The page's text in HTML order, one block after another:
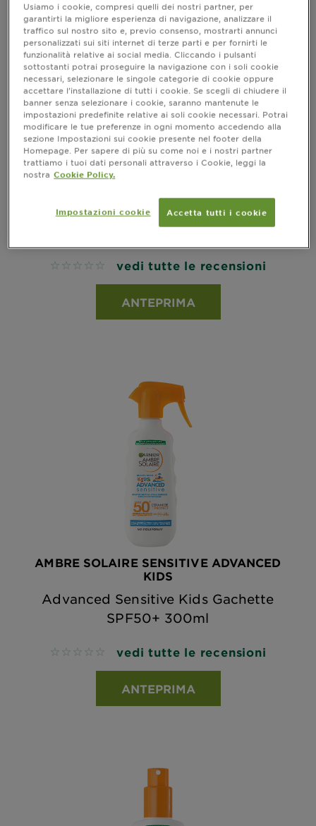
AMBRE SOLAIRE SENSITIVE ADVANCED
Advanced Sensitive Kids Latte Tubo
Bambini SPF50+
No reviews vedi tutte le recensioni
ANTEPRIMA
AMBRE SOLAIRE SENSITIVE ADVANCED
KIDS
Advanced Sensitive Kids Gachette
SPF50+ 300ml
No reviews vedi tutte le recensioni
ANTEPRIMA
Usiamo i cookie, compresi quelli dei nostri partner, per
garantirti la migliore esperienza di navigazione, analizzare il
traffico sul nostro sito e, previo consenso, mostrarti annunci
personalizzati sui siti internet di terze parti e per fornirti le
funzionalità relative ai social media. Cliccando i pulsanti
sottostanti potrai proseguire la navigazione con i soli cookie
necessari, selezionare le singole categorie di cookie oppure
accettare l’installazione di tutti i cookie. Se scegli di chiudere il
banner senza selezionare i cookie, saranno mantenute le
impostazioni predefinite relative ai soli cookie necessari. Potrai
modificare le tue preferenze in ogni momento accedendo alla
sezione Impostazioni sui cookie presente nel footer della
Homepage. Per sapere di più su come noi e i nostri partner
trattiamo i tuoi dati personali attraverso i Cookie, leggi la
nostra Cookie Policy.
Impostazioni cookie Accetta tutti i cookie